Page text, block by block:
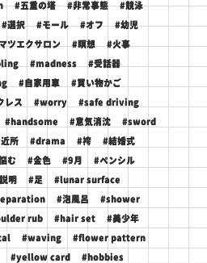
#五重の塔 #非常事態 #競泳
#選択 #モール #オフ #幼児
ツエクサロン #瞑想 #火事
#madness #受話器
#自家用車 #買い物かご
レス #worry #safe driving
#handsome #意気消沈 #sword
所 #drama #袴 #結婚式
む #金色 #9月 #ペンシル
明 #足 #lunar surface
#泡風呂 #shower
rub #hair set #美少年
#waving #flower pattern
#yellow card #hobbies